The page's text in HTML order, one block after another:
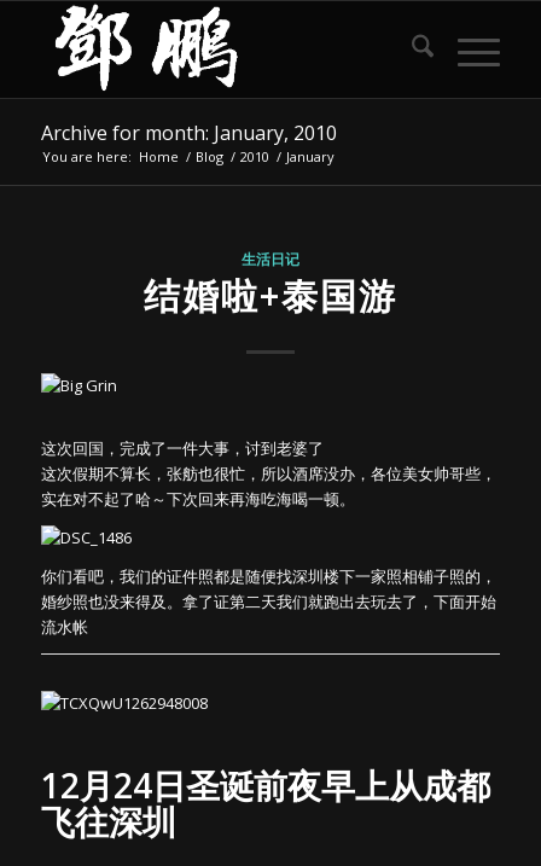
Archive for month: January, 2010
You are here: Home / Blog / 2010 / January
生活日记
结婚啦+泰国游
这次回国，完成了一件大事，讨到老婆了
这次假期不算长，张舫也很忙，所以酒席没办，各位美女帅哥些，
实在对不起了哈～下次回来再海吃海喝一顿。
你们看吧，我们的证件照都是随便找深圳楼下一家照相铺子照的，
婚纱照也没来得及。拿了证第二天我们就跑出去玩去了，下面开始
流水帐
12月24日圣诞前夜早上从成都
飞往深圳